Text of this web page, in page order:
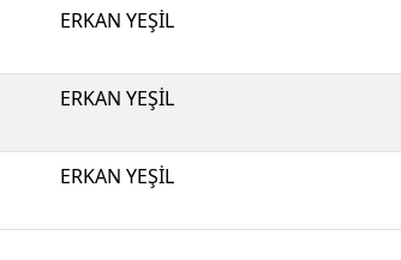
ERKAN YEŞİL
ERKAN YEŞİL
ERKAN YEŞİL